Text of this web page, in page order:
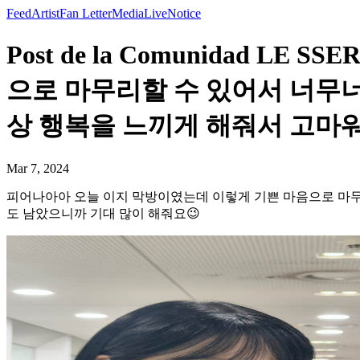
FeedArtistFan LetterMediaLiveNotice
Post de la Comunidad LE
으로 마무리할 수 있어서 너무
상 행복을 느끼게 해줘서 고
Mar 7, 2024
피어나아아 오늘 이지 막방이였는데 이렇게 기쁜 마음으로
도 남았으니까 기대 많이 해줘요😉